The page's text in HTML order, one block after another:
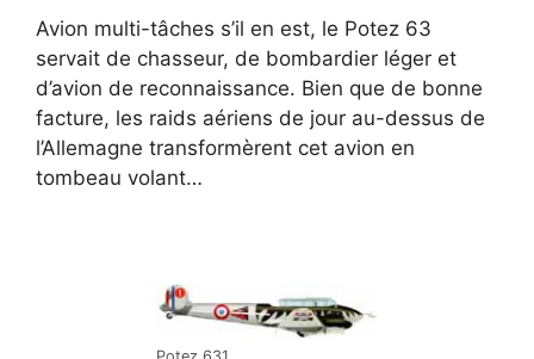
Avion multi-tâches s’il en est, le Potez 63
servait de chasseur, de bombardier léger et
d’avion de reconnaissance. Bien que de bonne
facture, les raids aériens de jour au-dessus de
l’Allemagne transformèrent cet avion en
tombeau volant…